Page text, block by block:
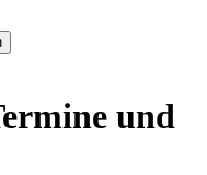
und